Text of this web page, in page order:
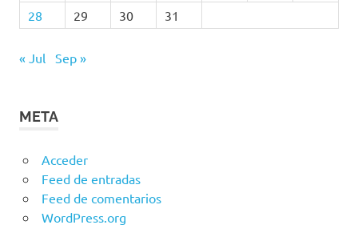
28
29 30 31
« Jul Sep »
META
Acceder
Feed de entradas
Feed de comentarios
WordPress.org